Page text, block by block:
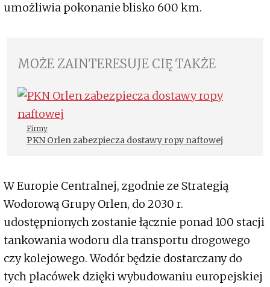
umożliwia pokonanie blisko 600 km.
MOŻE ZAINTERESUJE CIĘ TAKŻE
Firmy
PKN Orlen zabezpiecza dostawy ropy naftowej
W Europie Centralnej, zgodnie ze Strategią
Wodorową Grupy Orlen, do 2030 r.
udostępnionych zostanie łącznie ponad 100 stacji
tankowania wodoru dla transportu drogowego
czy kolejowego. Wodór będzie dostarczany do
tych placówek dzięki wybudowaniu europejskiej